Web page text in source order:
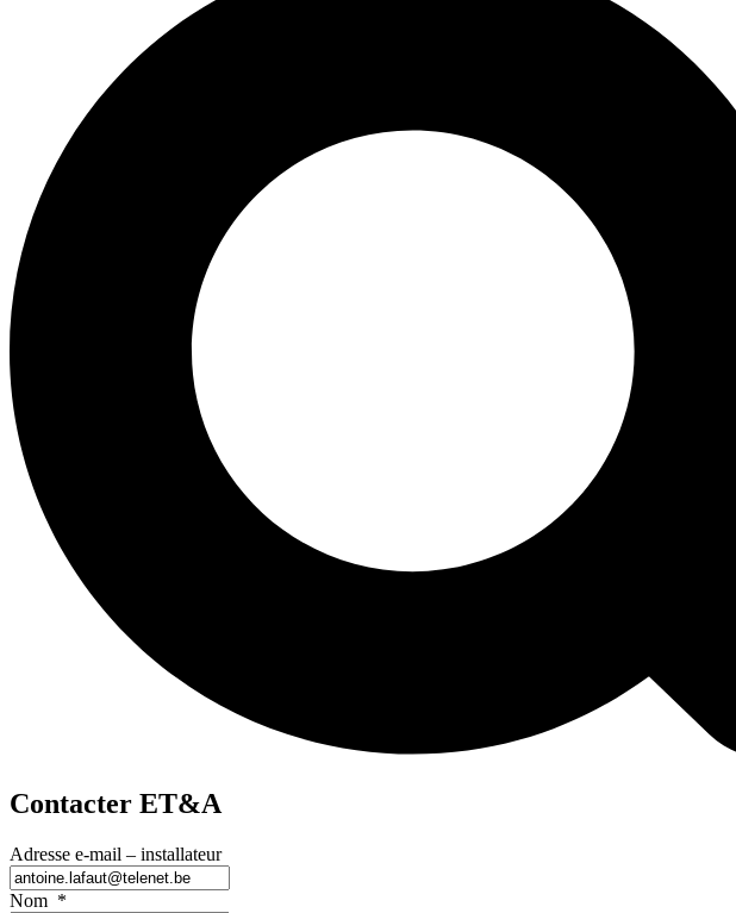
Contacter ET&A
Adresse e-mail – installateur
Nom *